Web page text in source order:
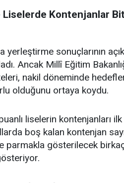
Liselerde Kontenjanlar
sonuçlarının
Ancak Millî Eğitim
nakil döneminde
olduğunu ortaya koydu.
liselerin kontenjanları
boş kalan kontenjan
parmakla gösterilecek